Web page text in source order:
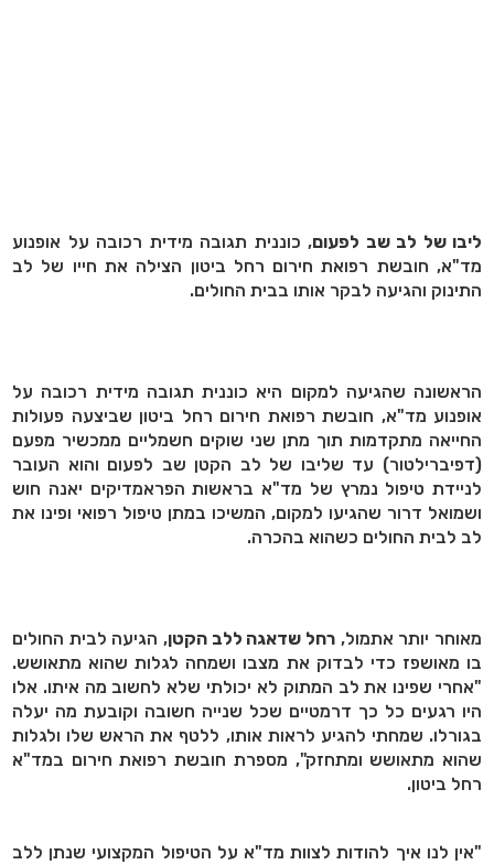
ליבו של לב שב לפעום, כוננית תגובה מידית רכובה על אופנוע
מד"א, חובשת רפואת חירום רחל ביטון הצילה את חייו של לב
התינוק והגיעה לבקר אותו בבית החולים.
הראשונה שהגיעה למקום היא כוננית תגובה מידית רכובה על
אופנוע מד"א, חובשת רפואת חירום רחל ביטון שביצעה פעולות
החייאה מתקדמות תוך מתן שני שוקים חשמליים ממכשיר מפעם
(דפיברילטור) עד שליבו של לב הקטן שב לפעום והוא העובר
לניידת טיפול נמרץ של מד"א בראשות הפראמדיקים יאנה חוש
ושמואל דרור שהגיעו למקום, המשיכו במתן טיפול רפואי ופינו את
לב לבית החולים כשהוא בהכרה.
מאוחר יותר אתמול,רחל שדאגה ללב הקטן, הגיעה לבית החולים
בו מאושפז כדי לבדוק את מצבו ושמחה לגלות שהוא מתאושש.
"אחרי שפינו את לב המתוק לא יכולתי שלא לחשוב מה איתו. אלו
היו רגעים כל כך דרמטיים שכל שנייה חשובה וקובעת מה יעלה
בגורלו. שמחתי להגיע לראות אותו, ללטף את הראש שלו ולגלות
שהוא מתאושש ומתחזק", מספרת חובשת רפואת חירום במד"א
רחל ביטון.
"אין לנו איך להודות לצוות מד"א על הטיפול המקצועי שנתן ללב